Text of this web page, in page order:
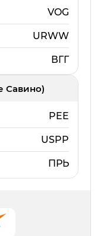
VOG
URWW
ВГГ
Савино)
PEE
USPP
ПРЬ